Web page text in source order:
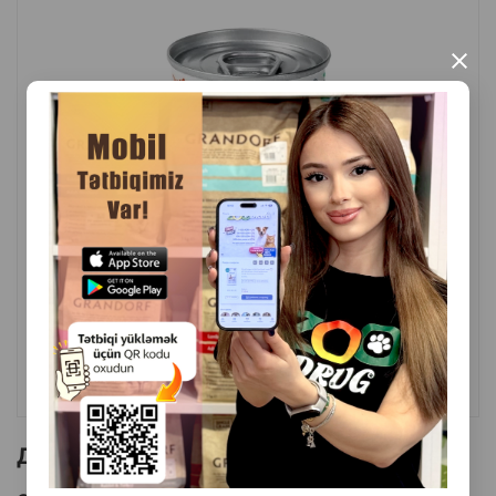
×
доступ к свежей питьевой воде.
Производитель: ™Tropi - Польша
( Отзывы)
Масса Цена
Купить
1 шт
3.00
КУПИТЬ
Другие товоры бренда